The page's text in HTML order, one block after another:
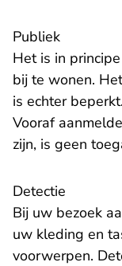
Publiek
Het is in
bij te wonen.
is echter
Vooraf
zijn, is geen
Detectie
Bij uw bezoek
uw kleding en
voorwerpen.